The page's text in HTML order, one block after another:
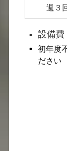
週３
設備費
初年度
ださい